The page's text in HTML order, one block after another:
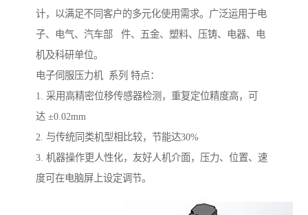
计，以满足不同客户的多元化使用需求。广泛运用于电
子、电气、汽车部 件、五金、塑料、压铸、电器、电
机及科研单位。
电子伺服压力机 系列 特点：
1. 采用高精密位移传感器检测，重复定位精度高，可
达 ±0.02mm
2. 与传统同类机型相比较，节能达30%
3. 机器操作更人性化，友好人机介面，压力、位置、速
度可在电脑屏上设定调节。